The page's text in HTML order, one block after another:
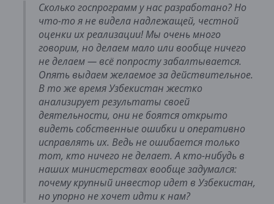
Сколько госпрограмм у нас разработано? Но
что-то я не видела надлежащей, честной
оценки их реализации! Мы очень много
говорим, но делаем мало или вообще ничего
не делаем — всё попросту забалтывается.
Опять выдаем желаемое за действительное.
В то же время Узбекистан жестко
анализирует результаты своей
деятельности, они не боятся открыто
видеть собственные ошибки и оперативно
исправлять их. Ведь не ошибается только
тот, кто ничего не делает. А кто-нибудь в
наших министерствах вообще задумался:
почему крупный инвестор идет в Узбекистан,
но упорно не хочет идти к нам?